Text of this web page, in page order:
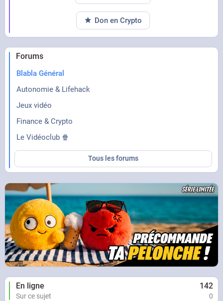
Forums
Blabla Général
Autonomie & Lifehack
Jeux vidéo
Finance & Crypto
Le Vidéoclub 🍿
Tous les forums
En ligne 142
Sur ce sujet 0
Don en Crypto